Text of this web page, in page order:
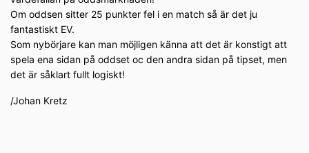
Om oddsen sitter 25 punkter fel i en match så är det ju
fantastiskt EV.
Som nybörjare kan man möjligen känna att det är konstigt att
spela ena sidan på oddset oc den andra sidan på tipset, men
det är såklart fullt logiskt!
/Johan Kretz